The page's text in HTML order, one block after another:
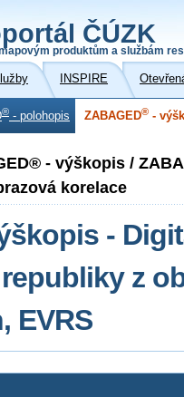
ČÚZK
produktům a službám
INSPIRE
® - polohopis ZABAGED® -
- výškopis /
korelace
-
z
EVRS